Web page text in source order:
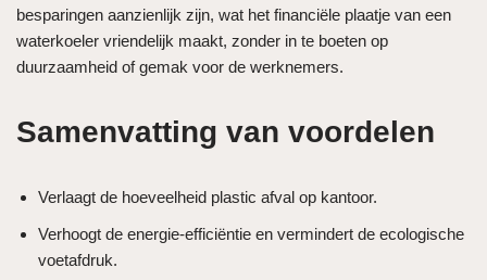
besparingen aanzienlijk zijn, wat het financiële plaatje van een
waterkoeler vriendelijk maakt, zonder in te boeten op
duurzaamheid of gemak voor de werknemers.
Samenvatting van voordelen
Verlaagt de hoeveelheid plastic afval op kantoor.
Verhoogt de energie-efficiëntie en vermindert de ecologische
voetafdruk.